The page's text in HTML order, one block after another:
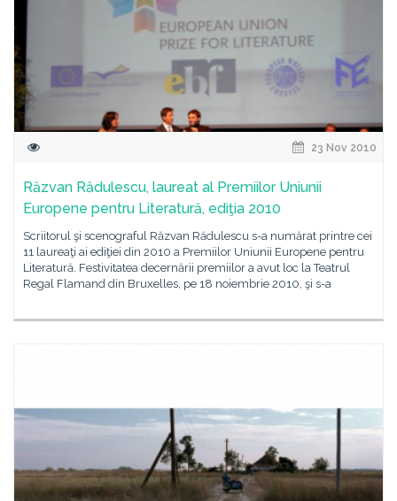
23 Nov 2010
Răzvan Rădulescu, laureat al Premiilor Uniunii
Europene pentru Literatură, ediţia 2010
Scriitorul şi scenograful Răzvan Rădulescu s-a numărat printre cei
11 laureaţi ai ediţiei din 2010 a Premiilor Uniunii Europene pentru
Literatură. Festivitatea decernării premiilor a avut loc la Teatrul
Regal Flamand din Bruxelles, pe 18 noiembrie 2010, şi s-a